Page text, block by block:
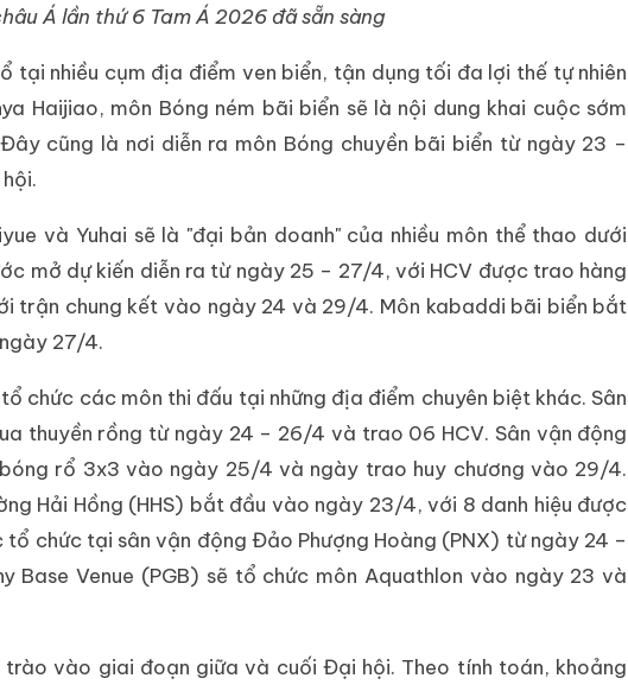
Á lần thứ 6 Tam Á 2026 đã sẵn sàng
nhiều cụm địa điểm ven biển, tận dụng tối đa lợi thế tự nhiên
Haijiao, môn Bóng ném bãi biển sẽ là nội dung khai cuộc sớm
cũng là nơi diễn ra môn Bóng chuyền bãi biển từ ngày 23 –
và Yuhai sẽ là "đại bản doanh" của nhiều môn thể thao dưới
mở dự kiến ​​diễn ra từ ngày 25 – 27/4, với HCV được trao hàng
trận chung kết vào ngày 24 và 29/4. Môn kabaddi bãi biển bắt
27/4.
chức các môn thi đấu tại những địa điểm chuyên biệt khác. Sân
thuyền rồng từ ngày 24 – 26/4 và trao 06 HCV. Sân vận động
rổ 3x3 vào ngày 25/4 và ngày trao huy chương vào 29/4.
Hải Hồng (HHS) bắt đầu vào ngày 23/4, với 8 danh hiệu được
chức tại sân vận động Đảo Phượng Hoàng (PNX) từ ngày 24 –
Base Venue (PGB) sẽ tổ chức môn Aquathlon vào ngày 23 và
vào giai đoạn giữa và cuối Đại hội. Theo tính toán, khoảng